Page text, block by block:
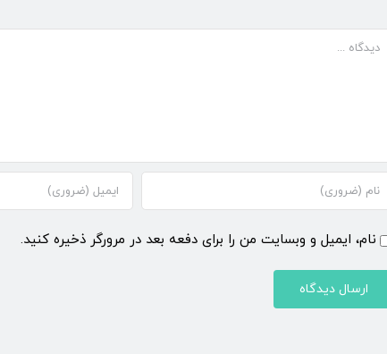
دیدگاه
نام، ایمیل و وبسایت من را برای دفعه بعد در مرورگر ذخیره کنید.